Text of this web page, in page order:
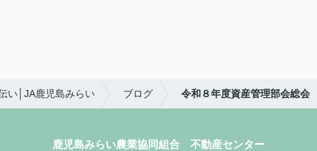
い│JA鹿児島みらい ブログ 令和８年度資産管理部会総会
鹿児島みらい農業協同組合 不動産センター